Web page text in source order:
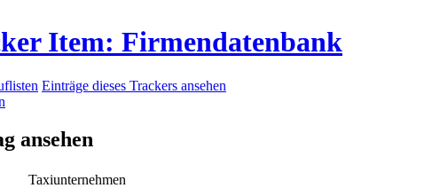
Item: Firmendatenbank
Einträge dieses Trackers ansehen
ansehen
Taxiunternehmen